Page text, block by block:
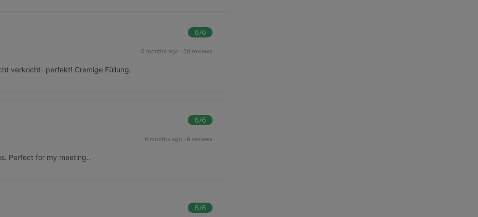
6/6
6 months ago · 20 reviews
verkocht- perfekt! Cremige Füllung.
6/6
6 months ago · 6 reviews
Perfect for my meeting..
6/6